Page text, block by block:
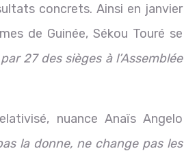
concrets. Ainsi en janvier
de Guinée, Sékou Touré se
27 des sièges à l’Assemblée
nuance Anaïs Angelo
la donne, ne change pas les